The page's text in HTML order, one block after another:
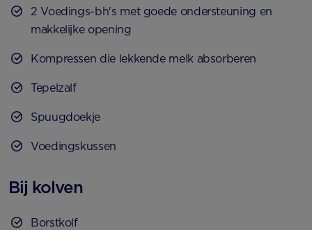
2 Voedings-bh's met goede ondersteuning en
makkelijke opening
Kompressen die lekkende melk absorberen
Tepelzalf
Spuugdoekje
Voedingskussen
Bij kolven
Borstkolf